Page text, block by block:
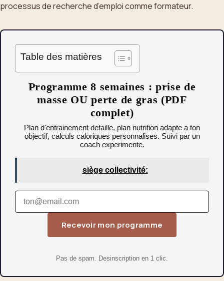
processus de recherche d’emploi comme formateur.
Table des matières
Programme 8 semaines : prise de
masse OU perte de gras (PDF
complet)
Plan d'entrainement detaille, plan nutrition adapte a ton
objectif, calculs caloriques personnalises. Suivi par un
coach experimente.
siège collectivité:
Recevoir mon programme
Pas de spam. Desinscription en 1 clic.